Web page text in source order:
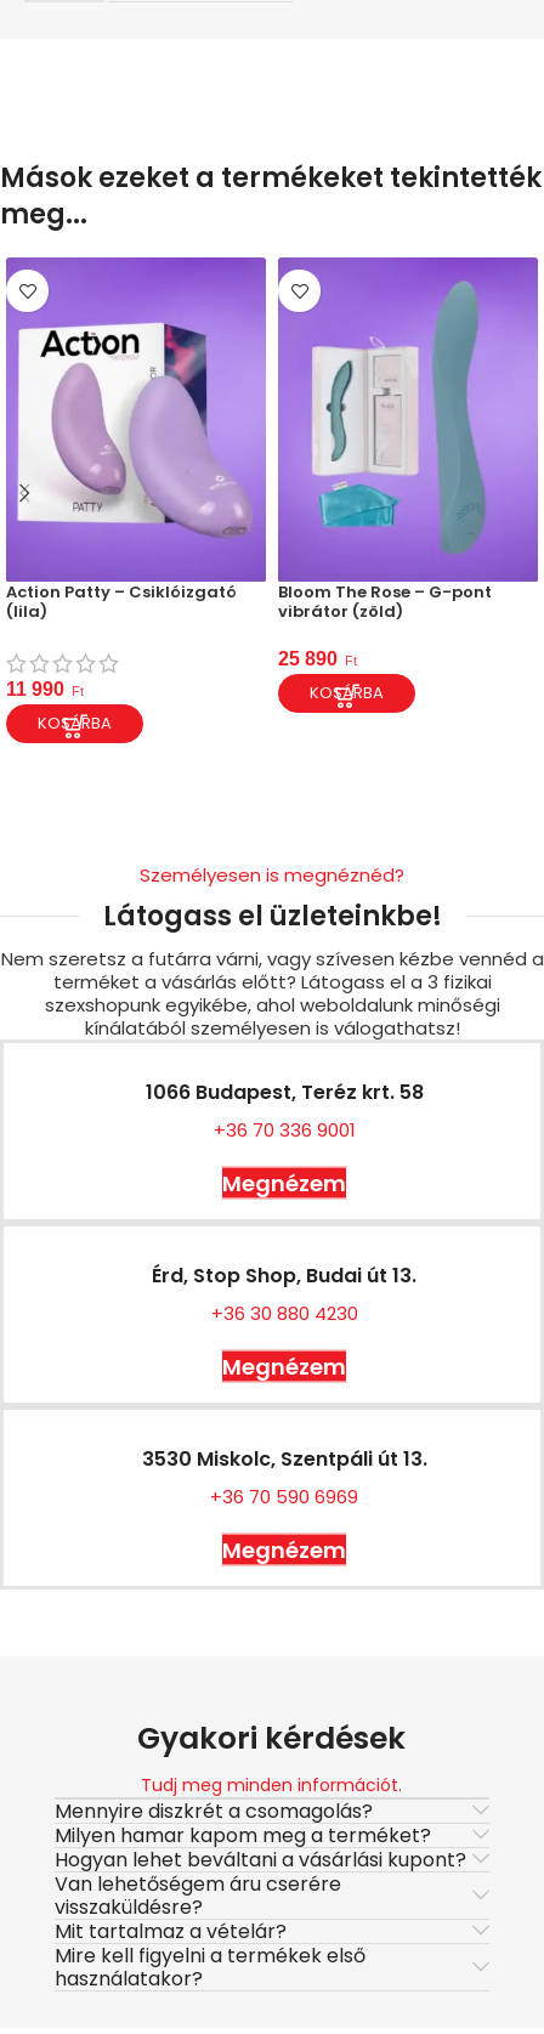
Mások ezeket a termékeket tekintették
meg...
Action Patty – Csiklóizgató
(lila)
11 990 Ft
KOSÁRBA
Bloom The Rose – G-pont
vibrátor (zöld)
25 890 Ft
KOSÁRBA
Személyesen is megnéznéd?
Látogass el üzleteinkbe!
Nem szeretsz a futárra várni, vagy szívesen kézbe vennéd a
terméket a vásárlás előtt? Látogass el a 3 fizikai
szexshopunk egyikébe, ahol weboldalunk minőségi
kínálatából személyesen is válogathatsz!
1066 Budapest, Teréz krt. 58
+36 70 336 9001
Megnézem
Érd, Stop Shop, Budai út 13.
+36 30 880 4230
Megnézem
3530 Miskolc, Szentpáli út 13.
+36 70 590 6969
Megnézem
Gyakori kérdések
Tudj meg minden információt.
Mennyire diszkrét a csomagolás?
Milyen hamar kapom meg a terméket?
Hogyan lehet beváltani a vásárlási kupont?
Van lehetőségem áru cserére
visszaküldésre?
Mit tartalmaz a vételár?
Mire kell figyelni a termékek első
használatakor?